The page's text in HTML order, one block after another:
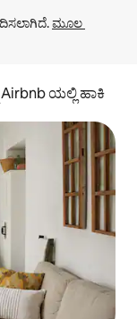
ಮೂಲ
Airbnb ಯಲ್ಲಿ ಹಾಕಿ